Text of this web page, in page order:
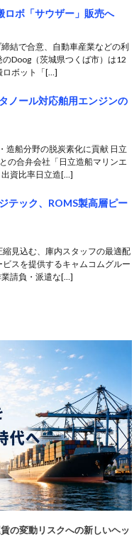
ボ「サウザー」販売へ
結で合意、自動車産業などの利
Doog（茨城県つくば市）は12
ロボット「[…]
ノール対応舶用エンジンの
造船分野の脱炭素化に貢献 日立
の合弁会社「日立造船マリンエ
資比率日立造[…]
テック、ROMS製高層ピー
見込む、庫内スタッフの最適配
スを提供するキャムコムグルー
請負・派遣な[…]
の変動リスクへの新しいヘッ